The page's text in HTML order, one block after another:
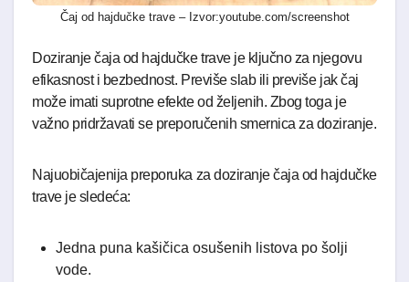
Čaj od hajdučke trave – Izvor:youtube.com/screenshot
Doziranje čaja od hajdučke trave je ključno za njegovu
efikasnost i bezbednost. Previše slab ili previše jak čaj
može imati suprotne efekte od željenih. Zbog toga je
važno pridržavati se preporučenih smernica za doziranje.
Najuobičajenija preporuka za doziranje čaja od hajdučke
trave je sledeća:
Jedna puna kašičica osušenih listova po šolji
vode.